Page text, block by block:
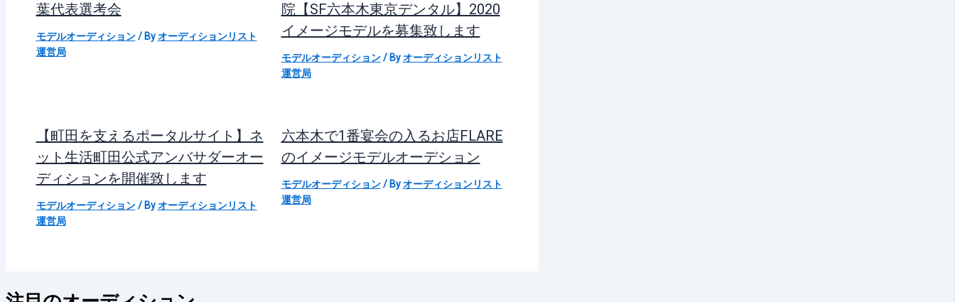
葉代表選考会
モデルオーディション/ Byオーディションリスト
運営局
院【SF六本木東京デンタル】2020
イメージモデルを募集致します
モデルオーディション/ Byオーディションリスト
運営局
【町田を支えるポータルサイト】ネ
ット生活町田公式アンバサダーオー
ディションを開催致します
モデルオーディション/ Byオーディションリスト
運営局
六本木で1番宴会の入るお店FLARE
のイメージモデルオーデション
モデルオーディション/ Byオーディションリスト
運営局